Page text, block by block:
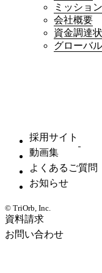
ミッション
会社概要
資金調達
グローバ
採用サイト
動画集
よくあるご質問
お知らせ
© TriOrb, Inc.
資料請求
お問い合わせ